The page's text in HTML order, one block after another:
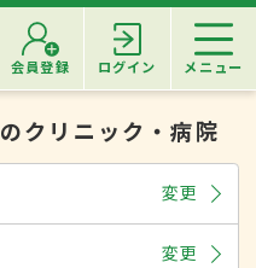
会員登録 ログイン メニュー
のクリニック・病院
変更
変更